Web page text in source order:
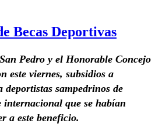
Becas Deportivas
Pedro y el Honorable Concejo
este viernes, subsidios a
deportistas sampedrinos de
que se habían
a este beneficio.